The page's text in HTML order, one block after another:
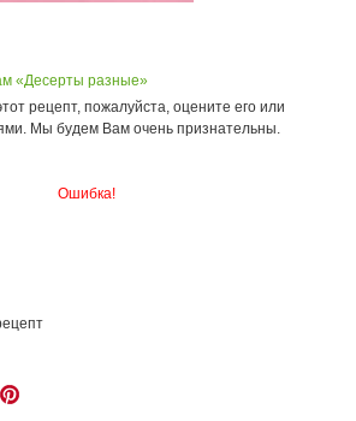
«Десерты разные»
рецепт, пожалуйста, оцените его или
Мы будем Вам очень признательны.
Ошибка!